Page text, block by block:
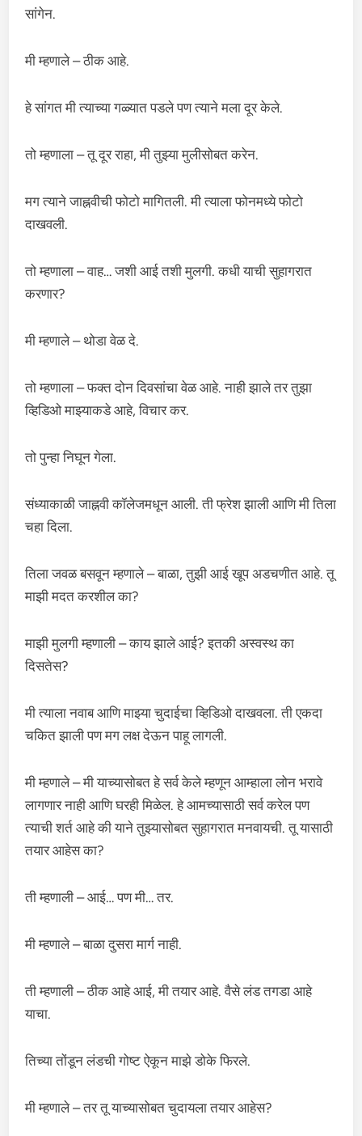
सांगेन.
मी म्हणाले – ठीक आहे.
हे सांगत मी त्याच्या गळ्यात पडले पण त्याने मला दूर केले.
तो म्हणाला – तू दूर राहा, मी तुझ्या मुलीसोबत करेन.
मग त्याने जाह्नवीची फोटो मागितली. मी त्याला फोनमध्ये फोटो
दाखवली.
तो म्हणाला – वाह… जशी आई तशी मुलगी. कधी याची सुहागरात
करणार?
मी म्हणाले – थोडा वेळ दे.
तो म्हणाला – फक्त दोन दिवसांचा वेळ आहे. नाही झाले तर तुझा
व्हिडिओ माझ्याकडे आहे, विचार कर.
तो पुन्हा निघून गेला.
संध्याकाळी जाह्नवी कॉलेजमधून आली. ती फ्रेश झाली आणि मी तिला
चहा दिला.
तिला जवळ बसवून म्हणाले – बाळा, तुझी आई खूप अडचणीत आहे. तू
माझी मदत करशील का?
माझी मुलगी म्हणाली – काय झाले आई? इतकी अस्वस्थ का
दिसतेस?
मी त्याला नवाब आणि माझ्या चुदाईचा व्हिडिओ दाखवला. ती एकदा
चकित झाली पण मग लक्ष देऊन पाहू लागली.
मी म्हणाले – मी याच्यासोबत हे सर्व केले म्हणून आम्हाला लोन भरावे
लागणार नाही आणि घरही मिळेल. हे आमच्यासाठी सर्व करेल पण
त्याची शर्त आहे की याने तुझ्यासोबत सुहागरात मनवायची. तू यासाठी
तयार आहेस का?
ती म्हणाली – आई… पण मी… तर.
मी म्हणाले – बाळा दुसरा मार्ग नाही.
ती म्हणाली – ठीक आहे आई, मी तयार आहे. वैसे लंड तगडा आहे
याचा.
तिच्या तोंडून लंडची गोष्ट ऐकून माझे डोके फिरले.
मी म्हणाले – तर तू याच्यासोबत चुदायला तयार आहेस?